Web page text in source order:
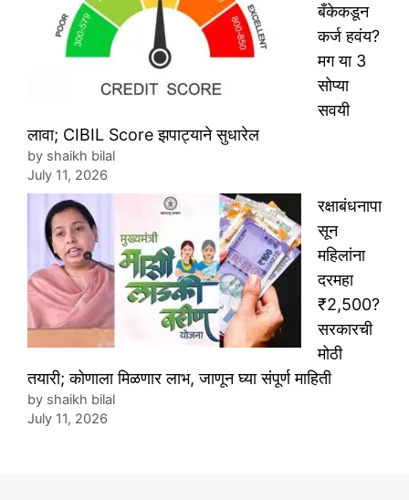
बँकेकडून
कर्ज हवंय?
मग या 3
सोप्या
सवयी
लावा; CIBIL Score झपाट्याने सुधारेल
by shaikh bilal
July 11, 2026
रक्षाबंधनापा
सून
महिलांना
दरमहा
₹2,500?
सरकारची
मोठी
तयारी; कोणाला मिळणार लाभ, जाणून घ्या संपूर्ण माहिती
by shaikh bilal
July 11, 2026